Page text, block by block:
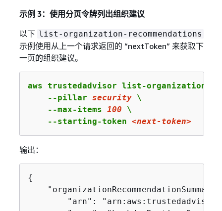
示例 3：使用分页令牌列出组织建议
以下 list-organization-recommendations
示例使用从上一个请求返回的 “nextToken” 来获取下
一页的组织建议。
aws trustedadvisor list-organization-
    --pillar
security \
    --max-items
100 \
    --starting-token
<next-token>
输出：
{
"arn":